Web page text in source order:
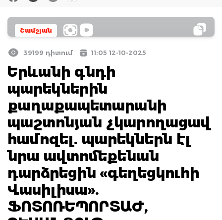
Շամշյան
39199 դիտում 11:05 12-10-2025
Երևանի գնդի
պարեկներին
քաղաքապետարանի
պաշտոնյան չկարողացավ
համոզել. պարեկներն էլ
նրա ավտոմեքենան
դարձրեցին «գեղեցկուհի
Վասիլիսա».
ՖՈՏՈՌԵՊՈՐՏԱԺ,